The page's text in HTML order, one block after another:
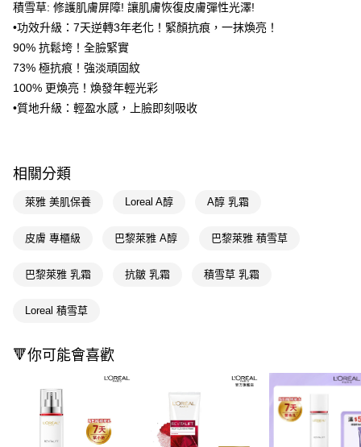
【「AFTEE先享後付」結帳流程】
１．於結帳方式選擇「AFTEE先享後付」後，將跳轉至「AFTEE先享後付」
２．訂單成立數日內，您將收到繳費通知簡訊。
３．收到繳費通知簡訊後14天內，點擊此簡訊中的連結，可透過四大超商／
ATM／網路銀行／等多元方式進行付款，方視為交易完成。
※ 請注意：結帳手續完成當下不需立刻繳費，但若您需要取消訂單，請聯絡
購買商品的店家。未經商家同意取消之訂單仍視為有效，需透過AFTEE先享
客戶支援中心」
【注意事項】
權轉讓予恩沛科技股份有限公司。
https://aftee.tw/terms/#terms3
任。
請求用戶進行身份認證。
５．嚴禁一人註冊多個帳號或使用他人資訊註冊。若發現惡意使用之情形，
恩沛科技股份有限公司將有權停止該用戶之使用額度並採取法律行動。
每筆NT$65，滿NT$390(含以上)免運費
付款後全家取貨
萊爾富取貨付款
每筆NT$65，滿NT$490(含以上)免運費
付款後7-11取貨
每筆NT$100，滿NT$790(含以上)免運費
付款後寶雅門市自取(由倉庫統一出貨)
積雪草: 修護肌膚屏障! 讓肌膚恢復皮膚彈性光澤!
•功效升級：7天逆轉3年老化！緊顏抗痕，一抹煥亮！
90% 抗鬆垮！全臉緊實
73% 極抗痕！強淡頑固紋
100% 更煥亮！煥發年輕光彩
•質地升級：輕盈水感，上臉即刻吸收
相關分類
萊雅 美肌保養 Loreal A醇 A醇 乳霜
皮膚 專櫃級 巴黎萊雅 A醇 巴黎萊雅 積雪草
巴黎萊雅 乳霜 抗皺 乳霜 積雪草 乳霜
Loreal 積雪草
🔻你可能會喜歡